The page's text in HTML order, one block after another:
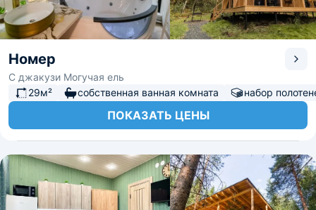
Номер
С джакузи Могучая ель
29м²
собственная ванная комната набор
ПОКАЗАТЬ ЦЕНЫ